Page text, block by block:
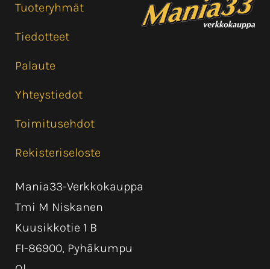
Tuoteryhmät
Tiedotteet
Palaute
Yhteystiedot
Toimitusehdot
Rekisteriseloste
Mania33-Verkkokauppa
Tmi M Niskanen
Kuusikkotie 1 B
FI-86900, Pyhäkumpu